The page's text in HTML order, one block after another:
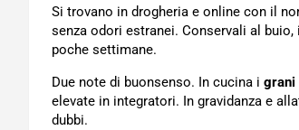
Si trovano in drogheria e online con il
senza odori estranei. Conservali al
poche settimane.
Due note di buonsenso. In cucina i grani
elevate in integratori. In gravidanza e
dubbi.